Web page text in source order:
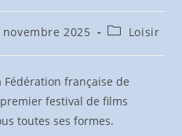
novembre 2025
PostLoisir
française de
festival de films
toutes ses formes.